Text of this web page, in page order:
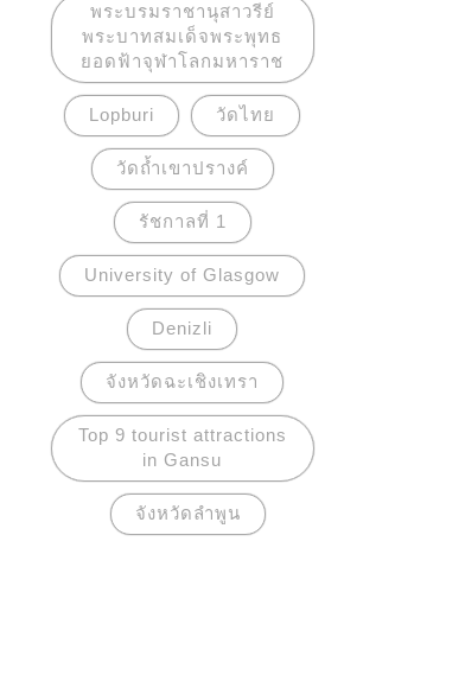
พระบรมราชานุสาวรีย์
พระบาทสมเด็จพระพุทธ
ยอดฟ้าจุฬาโลกมหาราช
Lopburi วัดไทย
วัดถ้ำเขาปรางค์
รัชกาลที่ 1
University of Glasgow
Denizli
จังหวัดฉะเชิงเทรา
Top 9 tourist attractions
in Gansu
จังหวัดลำพูน